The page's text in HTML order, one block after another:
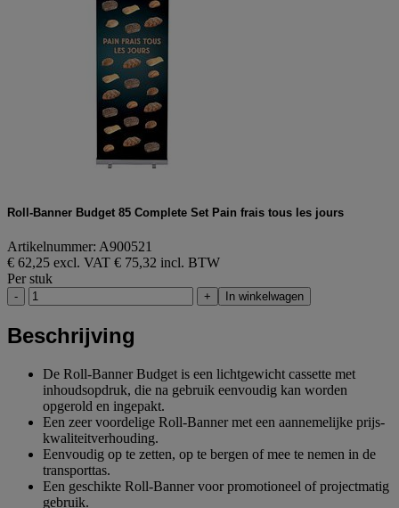
Roll-Banner Budget 85 Complete Set Pain frais tous les jours
Artikelnummer: A900521
€ 62,25 excl. VAT € 75,32 incl. BTW
Per stuk
- + In winkelwagen
Beschrijving
De Roll-Banner Budget is een lichtgewicht cassette met
inhoudsopdruk, die na gebruik eenvoudig kan worden
opgerold en ingepakt.
Een zeer voordelige Roll-Banner met een aannemelijke prijs-
kwaliteitverhouding.
Eenvoudig op te zetten, op te bergen of mee te nemen in de
transporttas.
Een geschikte Roll-Banner voor promotioneel of projectmatig
gebruik.